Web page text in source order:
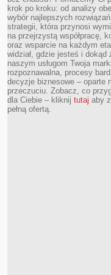
krok po kroku: od analizy
wybór najlepszych
strategii, która przynosi
na przejrzystą współpracę,
oraz wsparcie na każdym
widział, gdzie jesteś i dokąd
naszym usługom Twoja
rozpoznawalna, procesy
decyzje biznesowe – oparte
przeczuciu. Zobacz, co
dla Ciebie – kliknij tutaj aby
pełną ofertą.